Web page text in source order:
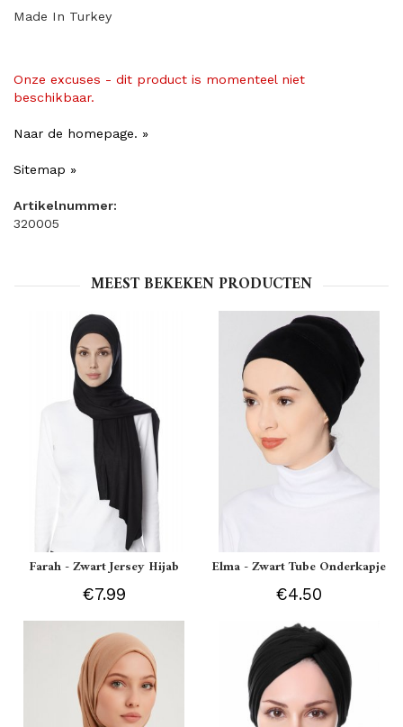
Made In Turkey
Onze excuses - dit product is momenteel niet
beschikbaar.
Naar de homepage. »
Sitemap »
Artikelnummer:
320005
MEEST BEKEKEN PRODUCTEN
Farah - Zwart Jersey Hijab
€7.99
Elma - Zwart Tube Onderkapje
€4.50